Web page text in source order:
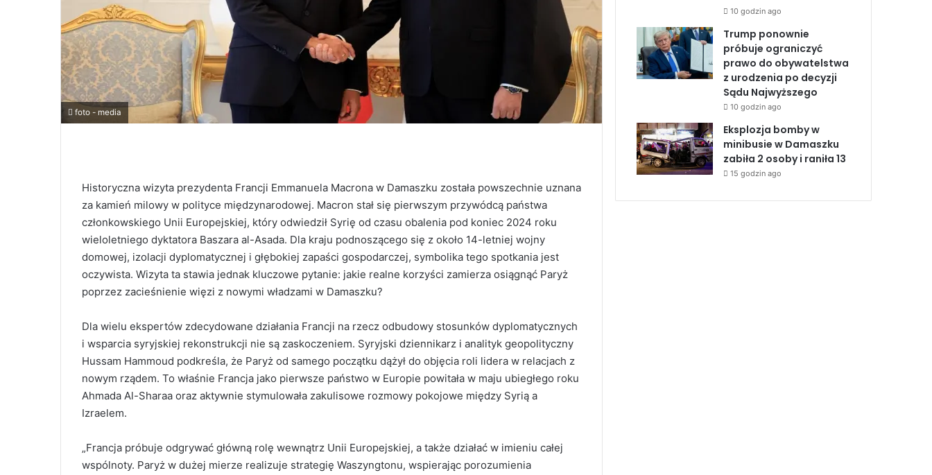
foto - media
Historyczna wizyta prezydenta Francji Emmanuela Macrona w Damaszku została powszechnie uznana
za kamień milowy w polityce międzynarodowej. Macron stał się pierwszym przywódcą państwa
członkowskiego Unii Europejskiej, który odwiedził Syrię od czasu obalenia pod koniec 2024 roku
wieloletniego dyktatora Baszara al-Asada. Dla kraju podnoszącego się z około 14-letniej wojny
domowej, izolacji dyplomatycznej i głębokiej zapaści gospodarczej, symbolika tego spotkania jest
oczywista. Wizyta ta stawia jednak kluczowe pytanie: jakie realne korzyści zamierza osiągnąć Paryż
poprzez zacieśnienie więzi z nowymi władzami w Damaszku?
Dla wielu ekspertów zdecydowane działania Francji na rzecz odbudowy stosunków dyplomatycznych
i wsparcia syryjskiej rekonstrukcji nie są zaskoczeniem. Syryjski dziennikarz i analityk geopolityczny
Hussam Hammoud podkreśla, że Paryż od samego początku dążył do objęcia roli lidera w relacjach z
nowym rządem. To właśnie Francja jako pierwsze państwo w Europie powitała w maju ubiegłego roku
Ahmada Al-Sharaa oraz aktywnie stymulowała zakulisowe rozmowy pokojowe między Syrią a
Izraelem.
„Francja próbuje odgrywać główną rolę wewnątrz Unii Europejskiej, a także działać w imieniu całej
wspólnoty. Paryż w dużej mierze realizuje strategię Waszyngtonu, wspierając porozumienia
10 godzin ago
Trump ponownie
próbuje ograniczyć
prawo do obywatelstwa
z urodzenia po decyzji
Sądu Najwyższego
10 godzin ago
Eksplozja bomby w
minibusie w Damaszku
zabiła 2 osoby i raniła 13
15 godzin ago